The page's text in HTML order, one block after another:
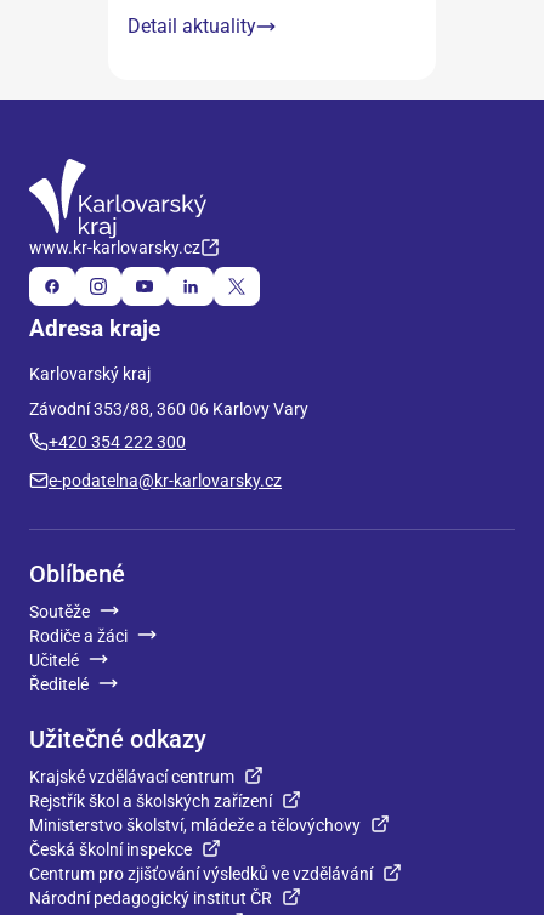
Detail aktuality
www.kr-karlovarsky.cz
Adresa kraje
Karlovarský kraj
Závodní 353/88, 360 06 Karlovy Vary
+420 354 222 300
e-podatelna@kr-karlovarsky.cz
Oblíbené
Soutěže
Rodiče a žáci
Učitelé
Ředitelé
Užitečné odkazy
Krajské vzdělávací centrum
Rejstřík škol a školských zařízení
Ministerstvo školství, mládeže a tělovýchovy
Česká školní inspekce
Centrum pro zjišťování výsledků ve vzdělávání
Národní pedagogický institut ČR